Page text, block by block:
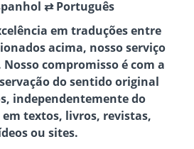
⇄ Português
em traduções entre
acima, nosso serviço
compromisso é com a
do sentido original
independentemente do
textos, livros, revistas,
ou sites.